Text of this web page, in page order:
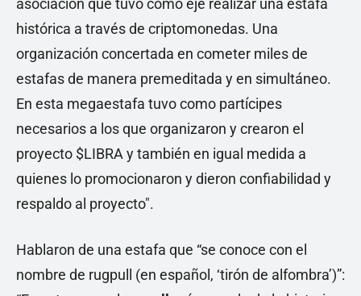
asociación que tuvo como eje realizar una estafa
histórica a través de criptomonedas. Una
organización concertada en cometer miles de
estafas de manera premeditada y en simultáneo.
En esta megaestafa tuvo como partícipes
necesarios a los que organizaron y crearon el
proyecto $LIBRA y también en igual medida a
quienes lo promocionaron y dieron confiabilidad y
respaldo al proyecto".
Hablaron de una estafa que “se conoce con el
nombre de rugpull (en español, ‘tirón de alfombra’)”: